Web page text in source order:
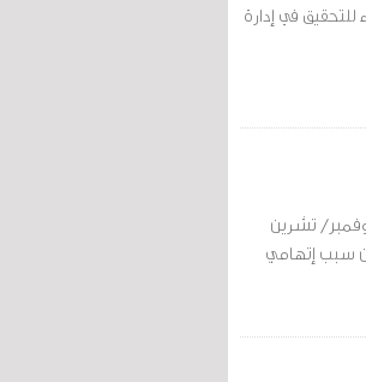
21 نوفمبر/ تشرين الثاني 2016) استدعاء للتحقيق في إدارة
البارز إبراهيم شريف إن السلطات الأمنية استدعته (الخميس 17 نوفمبر/ تشرين
عن سبب إتهامي